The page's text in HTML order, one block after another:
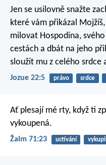
Jen se usilovně snažte
které vám přikázal
milovat Hospodina,
cestách a dbát na jeho
sloužit mu z celého srdce
Jozue 22:5 právo srdce
Ať plesají mé rty, když ti
vykoupená.
Žalm 71:23 uctívání